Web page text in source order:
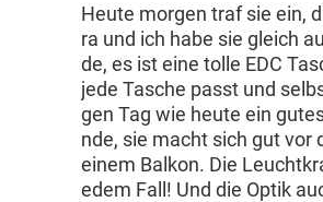
Heute morgen traf sie ein,
ra und ich habe sie gleich
de, es ist eine tolle EDC
jede Tasche passt und
gen Tag wie heute ein
nde, sie macht sich gut vor
einem Balkon. Die
edem Fall! Und die Optik